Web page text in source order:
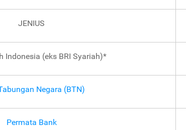
JENIUS
Indonesia (eks BRI Syariah)*
Negara (BTN)
Permata Bank